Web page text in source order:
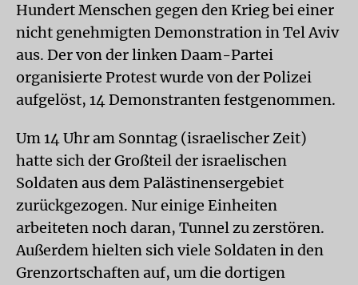
Hundert Menschen gegen den Krieg bei einer
nicht genehmigten Demonstration in Tel Aviv
aus. Der von der linken Daam-Partei
organisierte Protest wurde von der Polizei
aufgelöst, 14 Demonstranten festgenommen.
Um 14 Uhr am Sonntag (israelischer Zeit)
hatte sich der Großteil der israelischen
Soldaten aus dem Palästinensergebiet
zurückgezogen. Nur einige Einheiten
arbeiteten noch daran, Tunnel zu zerstören.
Außerdem hielten sich viele Soldaten in den
Grenzortschaften auf, um die dortigen